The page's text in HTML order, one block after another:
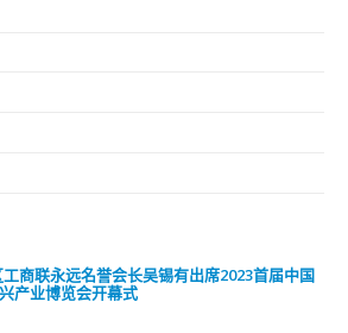
商联永远名誉会长吴锡有出席2023首届中国
产业博览会开幕式